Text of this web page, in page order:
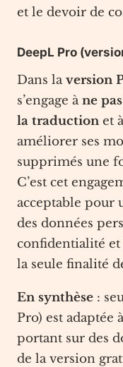
et le devoir de
DeepL Pro
Dans laversion
s’engage àne
la traduction et
améliorer ses
supprimés une
C’est cet
acceptable pour
des données
confidentialité
la seule finalité
En synthèse :
Pro) est adaptée
portant sur des
de la version